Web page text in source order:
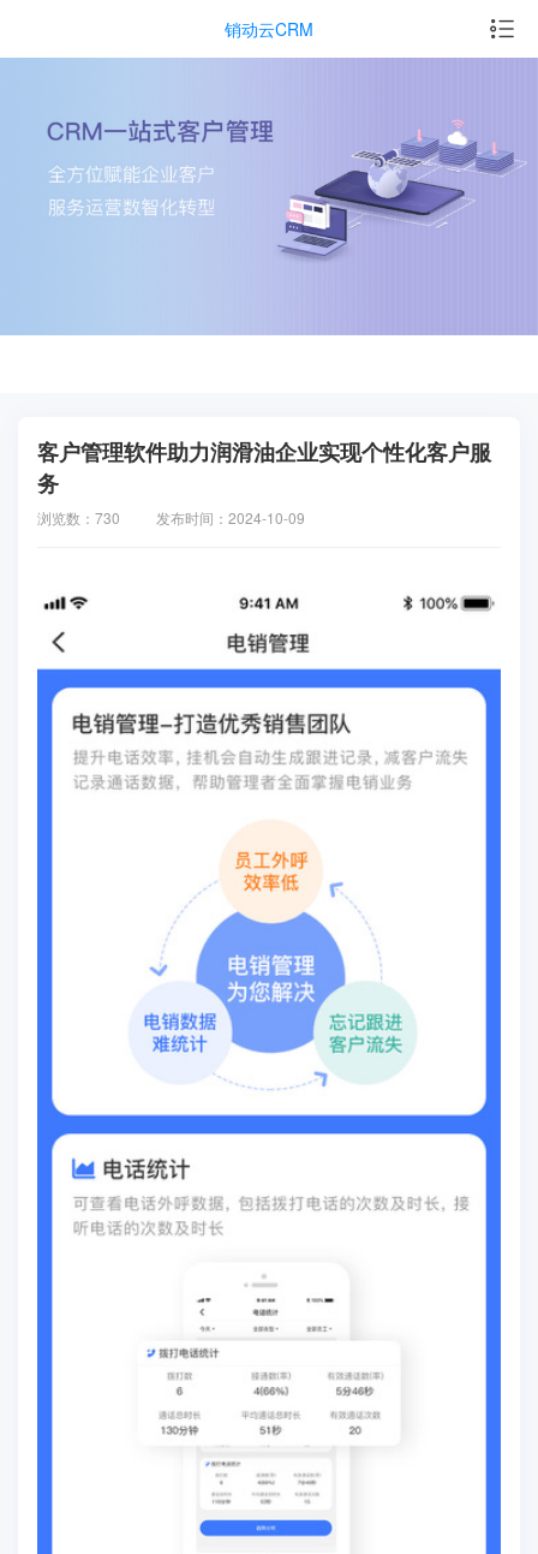
销动云CRM
客户管理软件助力润滑油企业实现个性化客户服
务
浏览数：730 发布时间：2024-10-09